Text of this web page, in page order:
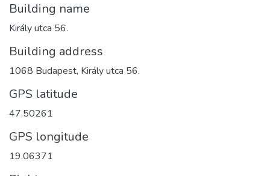
Building name
Király utca 56.
Building address
1068 Budapest, Király utca 56.
GPS latitude
47.50261
GPS longitude
19.06371